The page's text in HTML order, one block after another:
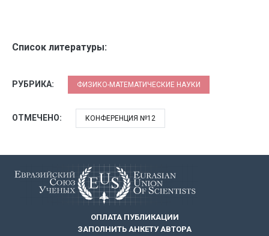
Список литературы:
РУБРИКА: ФИЗИКО-МАТЕМАТИЧЕСКИЕ НАУКИ
ОТМЕЧЕНО: КОНФЕРЕНЦИЯ №12
ОПЛАТА ПУБЛИКАЦИИ
ЗАПОЛНИТЬ АНКЕТУ АВТОРА